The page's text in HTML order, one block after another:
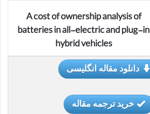
A cost of ownership analysis of
batteries in all-electric and plug-in
hybrid vehicles
دانلود مقاله انگلیسی
خرید ترجمه مقاله